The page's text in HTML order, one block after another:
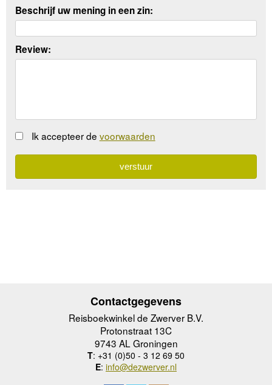
Beschrijf uw mening in een zin:
Review:
Ik accepteer de voorwaarden
Contactgegevens
Reisboekwinkel de Zwerver B.V.
Protonstraat 13C
9743 AL Groningen
T: +31 (0)50 - 3 12 69 50
E: info@dezwerver.nl